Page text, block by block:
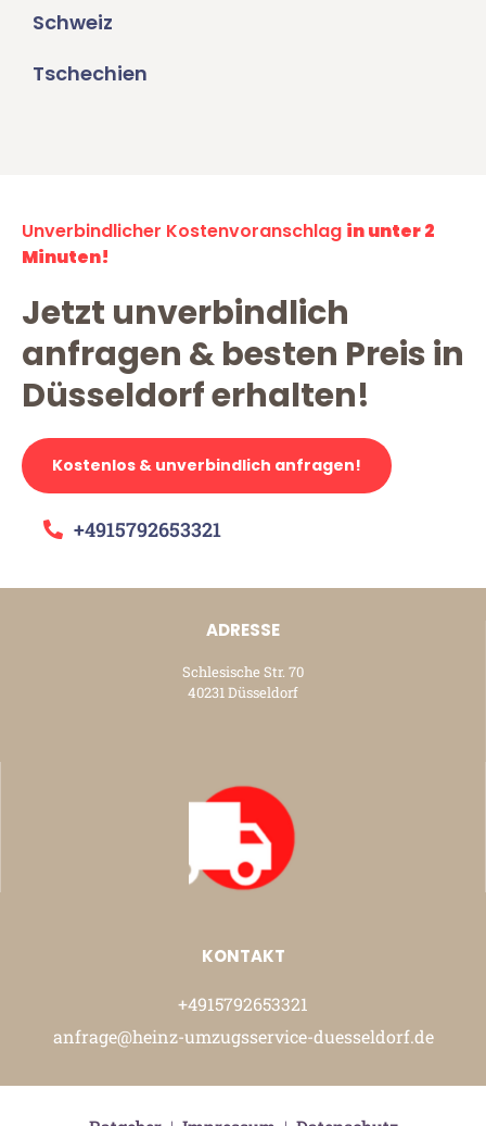
Schweiz
Tschechien
Unverbindlicher Kostenvoranschlag in unter 2
Minuten!
Jetzt unverbindlich
anfragen & besten Preis in
Düsseldorf erhalten!
Kostenlos & unverbindlich anfragen!
+4915792653321
ADRESSE
Schlesische Str. 70
40231 Düsseldorf
KONTAKT
+4915792653321
anfrage@heinz-umzugsservice-duesseldorf.de